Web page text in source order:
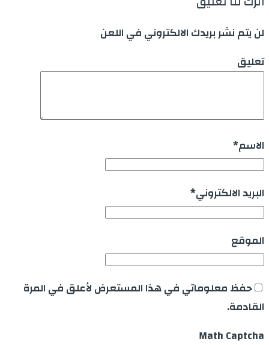
لن يتم نشر بريدك الالكتروني في اللعن
تعليق
الاسم*
البريد الالكتروني*
الموقع
حفظ معلوماتي في هذا المستعرض لأعلق في المرة
القادمة.
Math Captcha